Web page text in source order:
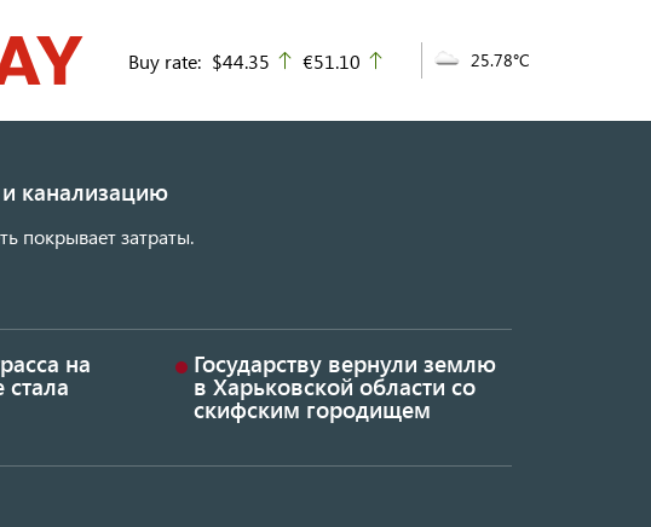
Buy rate: $44.35 up
€51.10 25.78°C
канализацию
покрывает затраты.
на Государству вернули землю
в Харьковской области со
скифским городищем